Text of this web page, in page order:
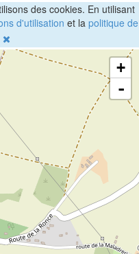
des cookies. En utilisant
d'utilisation et la politique de
+
-